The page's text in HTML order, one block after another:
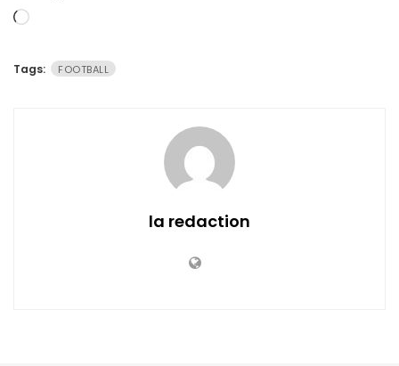
Chargement…
Tags: FOOTBALL
la redaction